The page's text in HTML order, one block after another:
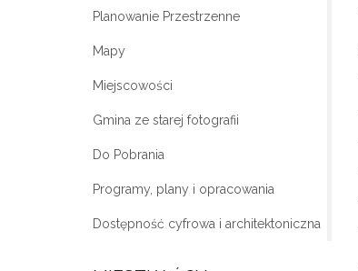
Planowanie Przestrzenne
Mapy
Miejscowości
Gmina ze starej fotografii
Do Pobrania
Programy, plany i opracowania
Dostępność cyfrowa i architektoniczna